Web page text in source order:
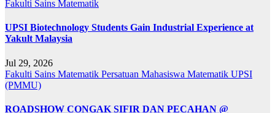
Fakulti Sains Matematik
UPSI Biotechnology Students Gain Industrial Experience at
Yakult Malaysia
Jul 29, 2026
Fakulti Sains Matematik Persatuan Mahasiswa Matematik UPSI
(PMMU)
ROADSHOW CONGAK SIFIR DAN PECAHAN @